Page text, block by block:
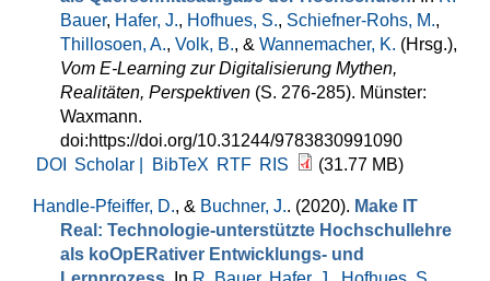
Bauer, Hafer, J., Hofhues, S., Schiefner-Rohs, M.,
Thillosoen, A., Volk, B., & Wannemacher, K. (Hrsg.),
Vom E-Learning zur Digitalisierung Mythen,
Realitäten, Perspektiven (S. 276-285). Münster:
Waxmann.
doi:https://doi.org/10.31244/9783830991090
DOI
Scholar | BibTeX RTF RIS (31.77 MB)
Handle-Pfeiffer, D., & Buchner, J.. (2020). Make IT
Real: Technologie-unterstützte Hochschullehre
als koOpERativer Entwicklungs- und